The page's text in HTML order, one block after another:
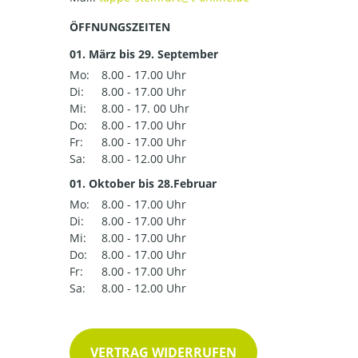
ÖFFNUNGSZEITEN
01. März bis 29. September
Mo:
8.00 - 17.00 Uhr
Di:
8.00 - 17.00 Uhr
Mi:
8.00 - 17. 00 Uhr
Do:
8.00 - 17.00 Uhr
Fr:
8.00 - 17.00 Uhr
Sa:
8.00 - 12.00 Uhr
01. Oktober bis 28.Februar
Mo:
8.00 - 17.00 Uhr
Di:
8.00 - 17.00 Uhr
Mi:
8.00 - 17.00 Uhr
Do:
8.00 - 17.00 Uhr
Fr:
8.00 - 17.00 Uhr
Sa:
8.00 - 12.00 Uhr
VERTRAG WIDERRUFEN